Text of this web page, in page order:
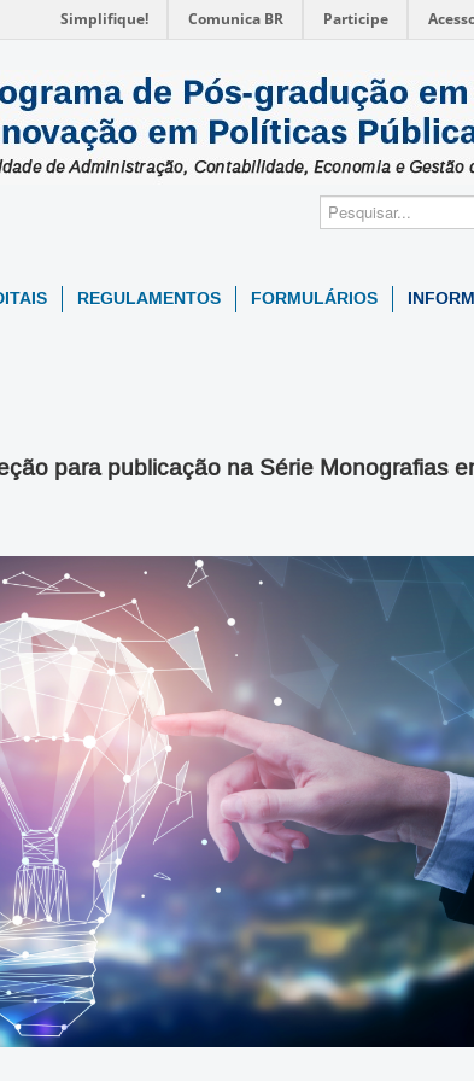
Simplifique! Comunica BR Participe
REGULAMENTOS FORMULÁRIOS
para publicação na Série Monografias